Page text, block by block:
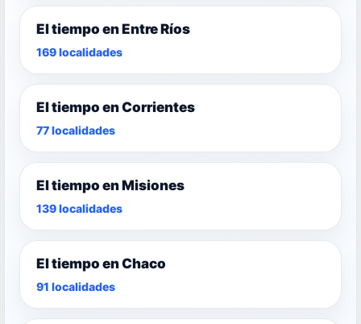
El tiempo en Entre Ríos
169 localidades
El tiempo en Corrientes
77 localidades
El tiempo en Misiones
139 localidades
El tiempo en Chaco
91 localidades